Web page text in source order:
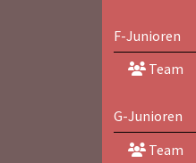
F-Junioren
Team
G-Junioren
Team